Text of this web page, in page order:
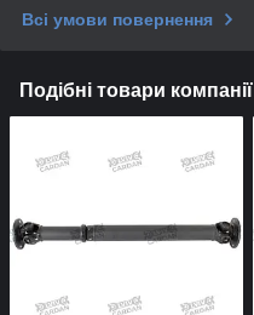
Всі умови повернення
Подібні товари компанії